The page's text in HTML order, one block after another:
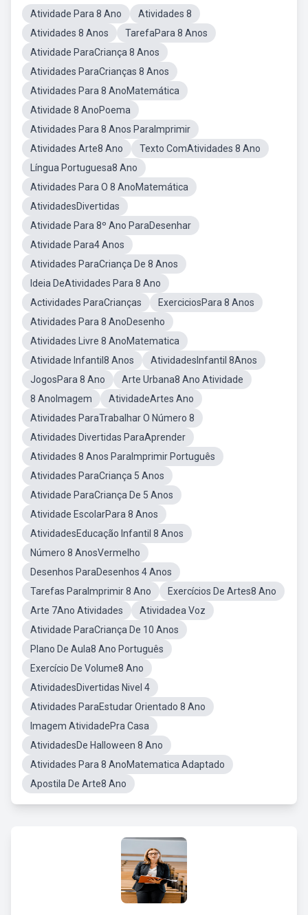
Atividade Para 8 Ano
Atividades 8
Atividades 8 Anos
TarefaPara 8 Anos
Atividade ParaCriança 8 Anos
Atividades ParaCrianças 8 Anos
Atividades Para 8 AnoMatemática
Atividade 8 AnoPoema
Atividades Para 8 Anos ParaImprimir
Atividades Arte8 Ano
Texto ComAtividades 8 Ano
Língua Portuguesa8 Ano
Atividades Para O 8 AnoMatemática
AtividadesDivertidas
Atividade Para 8º Ano ParaDesenhar
Atividade Para4 Anos
Atividades ParaCriança De 8 Anos
Ideia DeAtividades Para 8 Ano
Actividades ParaCrianças
ExerciciosPara 8 Anos
Atividades Para 8 AnoDesenho
Atividades Livre 8 AnoMatematica
Atividade Infantil8 Anos
AtividadesInfantil 8Anos
JogosPara 8 Ano
Arte Urbana8 Ano Atividade
8 AnoImagem
AtividadeArtes Ano
Atividades ParaTrabalhar O Número 8
Atividades Divertidas ParaAprender
Atividades 8 Anos ParaImprimir Português
Atividades ParaCriança 5 Anos
Atividade ParaCriança De 5 Anos
Atividade EscolarPara 8 Anos
AtividadesEducação Infantil 8 Anos
Número 8 AnosVermelho
Desenhos ParaDesenhos 4 Anos
Tarefas ParaImprimir 8 Ano
Exercícios De Artes8 Ano
Arte 7Ano Atividades
Atividadea Voz
Atividade ParaCriança De 10 Anos
Plano De Aula8 Ano Português
Exercício De Volume8 Ano
AtividadesDivertidas Nivel 4
Atividades ParaEstudar Orientado 8 Ano
Imagem AtividadePra Casa
AtividadesDe Halloween 8 Ano
Atividades Para 8 AnoMatematica Adaptado
Apostila De Arte8 Ano